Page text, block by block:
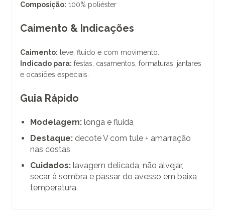
Composição: 100% poliéster
Caimento & Indicações
Caimento: leve, fluido e com movimento.
Indicado para: festas, casamentos, formaturas, jantares
e ocasiões especiais.
Guia Rápido
Modelagem: longa e fluida
Destaque: decote V com tule + amarração
nas costas
Cuidados: lavagem delicada, não alvejar,
secar à sombra e passar do avesso em baixa
temperatura.